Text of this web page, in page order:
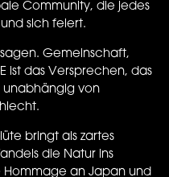
Community, die jedes
sich feiert.
Gemeinschaft,
ist das Versprechen, das
unabhängig von
bringt als zartes
die Natur ins
Hommage an Japan und